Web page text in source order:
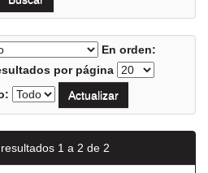
En orden:
por página
1 a 2 de 2